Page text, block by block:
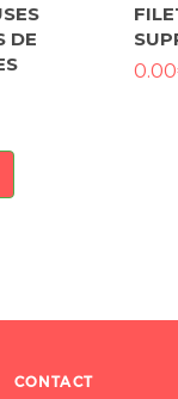
DE
0.00
CONTACT